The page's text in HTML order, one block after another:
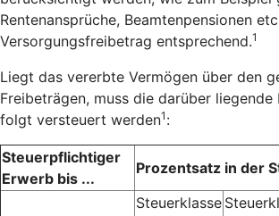
Rentenansprüche, Beamtenpensionen
Versorgungsfreibetrag entsprechend.1
Liegt das vererbte Vermögen über den
Freibeträgen, muss die darüber liegende
folgt versteuert werden1 :
Steuerpflichtiger
Erwerb bis ...
Prozentsatz in der
Steuerklasse